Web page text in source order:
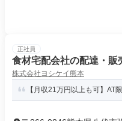
正社員
食材宅配会社の配達・
株式会社ヨシケイ熊本
【月収21万円以上も可】AT